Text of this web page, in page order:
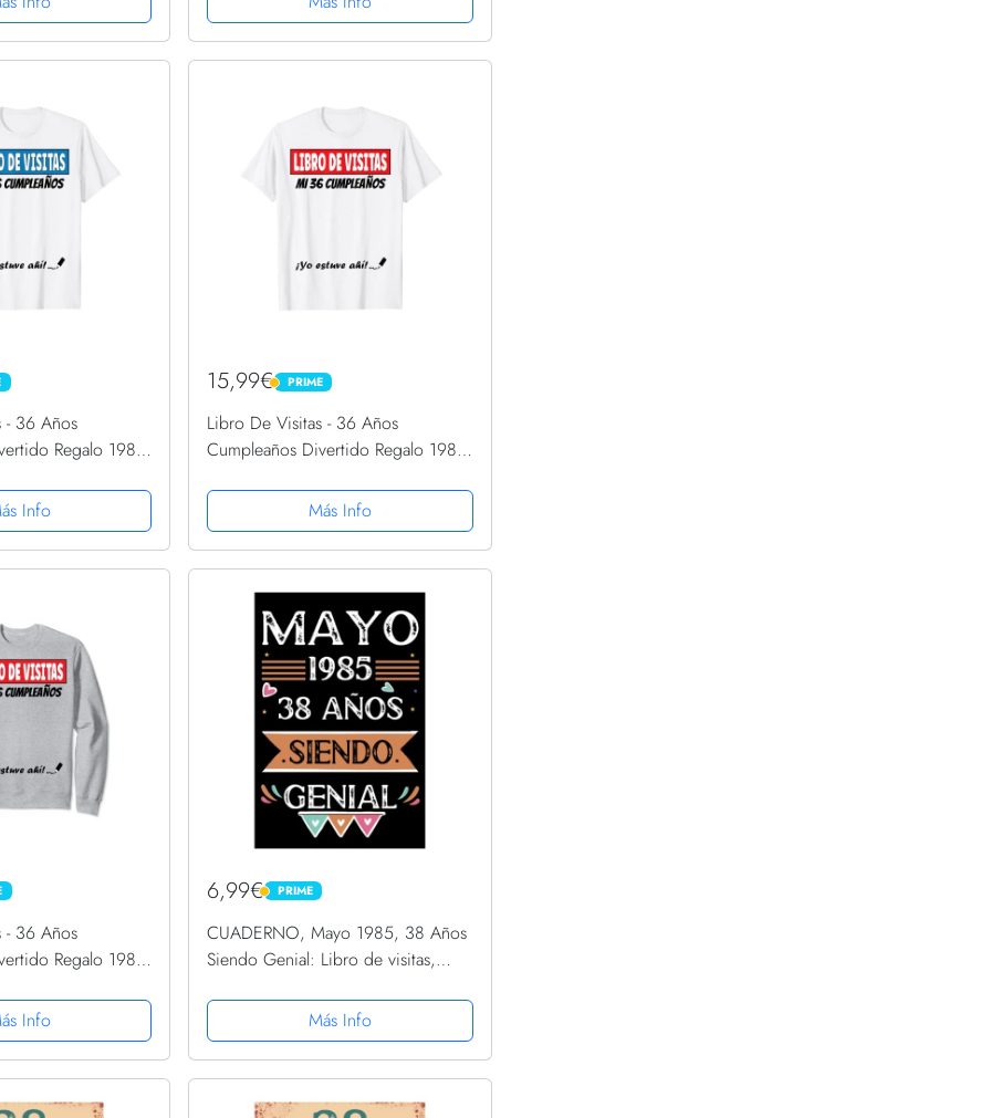
mensajes | 100...
- 36 Años
Regalo 1985
Info
15,99€ PRIME
PRIME
Libro De Visitas - 36 Años
Cumpleaños Divertido Regalo 1985
Más Info
- 36 Años
Regalo 1985
Info
6,99€ PRIME
PRIME
CUADERNO, Mayo 1985, 38 Años
Siendo Genial: Libro de visitas,
felicitaciones, idea de regalo,
regalo Para la esposa, novia,
mujer,...
Más Info